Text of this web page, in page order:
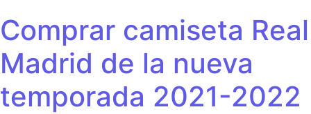
Comprar camiseta Real
Madrid de la nueva
temporada 2021-2022